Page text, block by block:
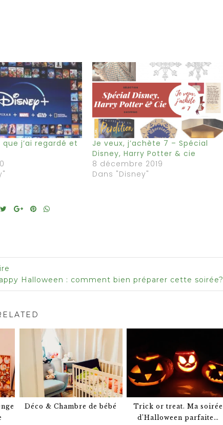
j’ai regardé et
Je veux, j’achète 7 – Spécial
Disney, Harry Potter & cie
8 décembre 2019
Dans "Disney"
Halloween : comment bien préparer cette soirée?
Déco & Chambre de bébé
Trick or treat. Ma soirée
d’Halloween parfaite…